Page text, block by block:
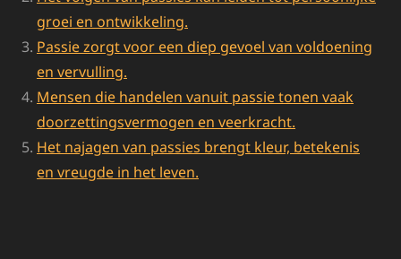
groei en ontwikkeling.
Passie zorgt voor een diep gevoel van voldoening
en vervulling.
Mensen die handelen vanuit passie tonen vaak
doorzettingsvermogen en veerkracht.
Het najagen van passies brengt kleur, betekenis
en vreugde in het leven.